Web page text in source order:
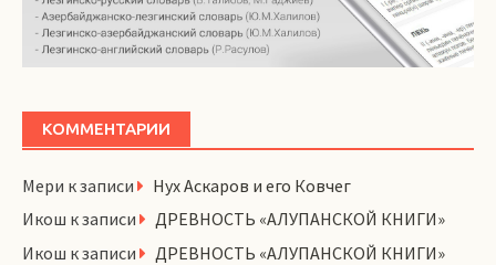
КОММЕНТАРИИ
Мери к записи
Нух Аскаров и его Ковчег
Икош к записи
ДРЕВНОСТЬ «АЛУПАНСКОЙ КНИГИ»
Икош к записи
ДРЕВНОСТЬ «АЛУПАНСКОЙ КНИГИ»